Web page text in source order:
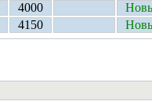
4000
4150